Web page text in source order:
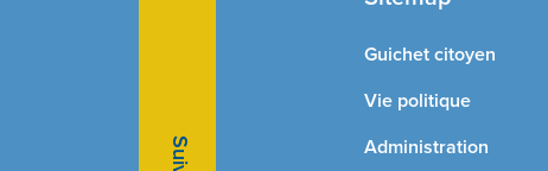
Guichet citoyen
Vie politique
Administration